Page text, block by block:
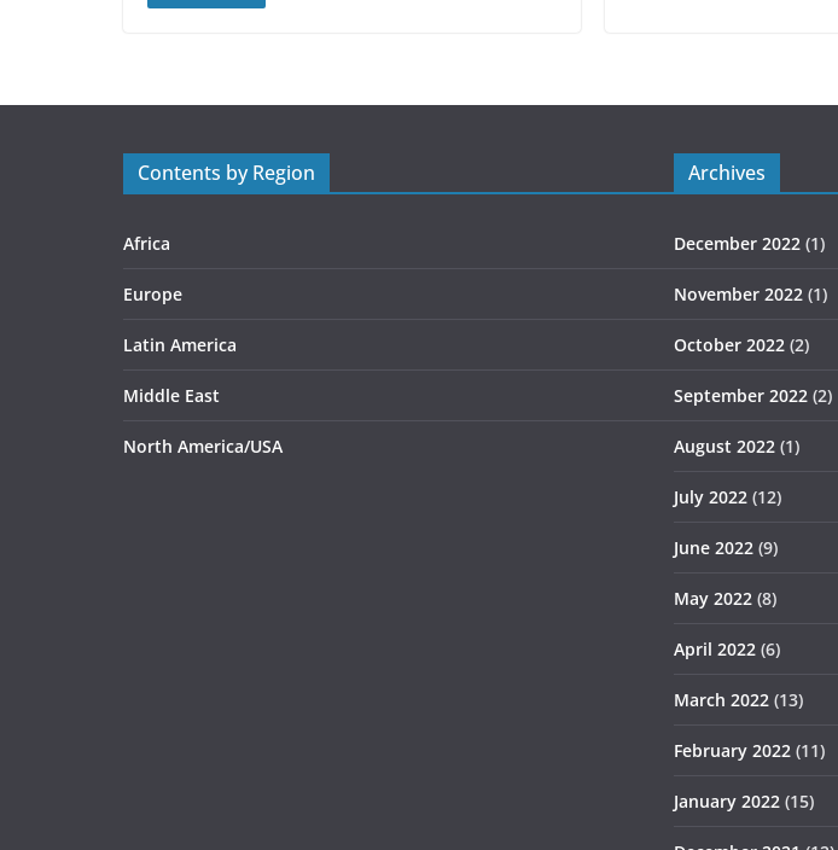
Contents by Region
Africa
Europe
Latin America
Middle East
North America/USA
Archives
December 2022 (1)
November 2022 (1)
October 2022 (2)
September 2022 (2)
August 2022 (1)
July 2022 (12)
June 2022 (9)
May 2022 (8)
April 2022 (6)
March 2022 (13)
February 2022 (11)
January 2022 (15)